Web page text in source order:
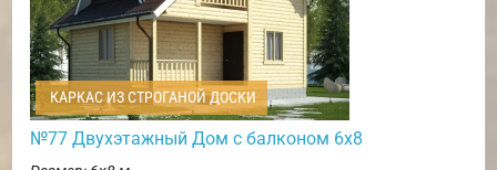
КАРКАС ИЗ СТРОГАНОЙ ДОСКИ
№77 Двухэтажный Дом с балконом 6х8